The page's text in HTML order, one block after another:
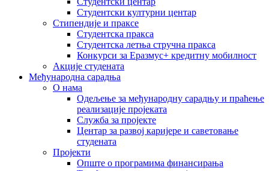
Студентски културни центар
Стипендије и праксе
Студентска пракса
Студентска летња стручна пракса
Конкурси за Еразмус+ кредитну мобилност
Акције студената
Међународна сарадња
О нама
Одељење за међународну сарадњу и праћење
реализације пројеката
Служба за пројекте
Центар за развој каријере и саветовање
студената
Пројекти
Опште о програмима финансирања